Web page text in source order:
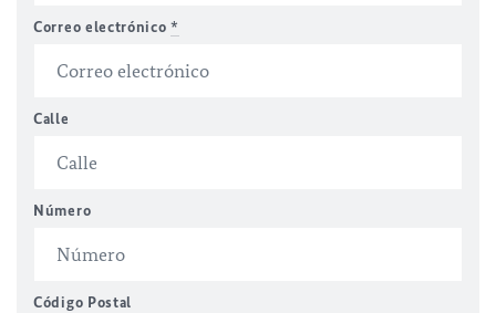
Correo electrónico*
Calle
Número
Código Postal